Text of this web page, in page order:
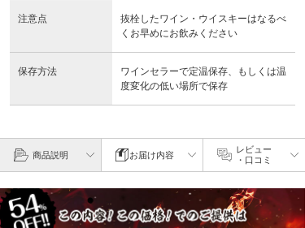
注意点
抜栓したワイン・ウイスキーはなるべ
くお早めにお飲みください
保存方法
ワインセラーで定温保存、もしくは温
度変化の低い場所で保存
商品説明 お届け内容
レビュー
・口コミ